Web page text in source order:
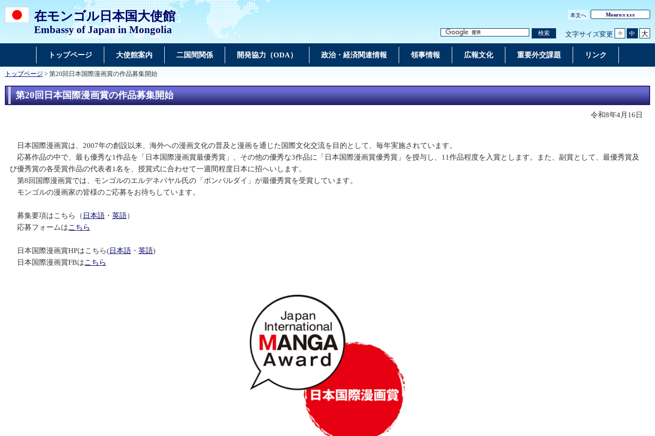
在モンゴル日本国大使館
Embassy of Japan in Mongolia
本文へ Монгол хэл
検索 文字サイズ変更 小 中 大
トップページ 大使館案内 二国間関係 開発協力（ODA） 政治・経済関連情報 領事情報 広報文化 重要外交課題 リンク
トップページ > 第20回日本国際漫画賞の作品募集開始
第20回日本国際漫画賞の作品募集開始
令和8年4月16日
日本国際漫画賞は、2007年の創設以来、海外への漫画文化の普及と漫画を通じた国際文化交流を目的として、毎年実施されています。
応募作品の中で、最も優秀な1作品を「日本国際漫画賞最優秀賞」、その他の優秀な3作品に「日本国際漫画賞優秀賞」を授与し、11作品程度を入賞とします。また、副賞として、最優秀賞及
び優秀賞の各受賞作品の代表者1名を、授賞式に合わせて一週間程度日本に招へいします。
第8回国際漫画賞では、モンゴルのエルデネバヤル氏の「ボンバルダイ」が最優秀賞を受賞しています。
モンゴルの漫画家の皆様のご応募をお待ちしています。
募集要項はこちら（ 日本語 ・ 英語）
応募フォームはこちら
日本国際漫画賞HPはこちら(日本語 ・ 英語)
日本国際漫画賞FBはこちら